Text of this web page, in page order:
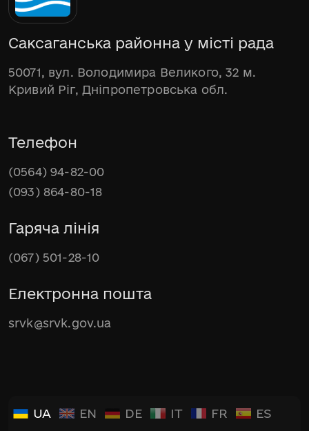
Саксаганська районна у місті рада
50071, вул. Володимира Великого, 32 м.
Кривий Ріг, Дніпропетровська обл.
Телефон
(0564) 94-82-00
(093) 864-80-18
Гаряча лінія
(067) 501-28-10
Електронна пошта
srvk@srvk.gov.ua
UA EN DE IT FR ES